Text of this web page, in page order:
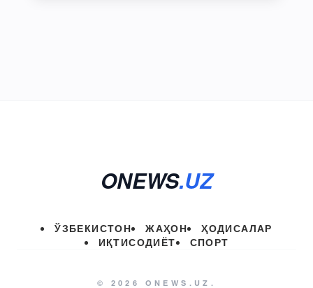
ONEWS.UZ
ЎЗБЕКИСТОН ЖАҲОН
ҲОДИСАЛАР
ИҚТИСОДИЁТ
СПОРТ
© 2026 ONEWS.UZ.